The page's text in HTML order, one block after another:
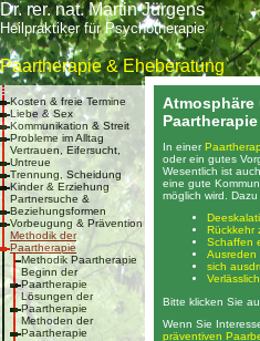
Dr. rer. nat. Martin Jürgens
Heilpraktiker für Psychotherapie
Paartherapie & Eheberatung
Kosten & freie Termine
Liebe & Sex
Kommunikation & Streit
Probleme im Alltag
Vertrauen, Eifersucht,
Untreue
Trennung, Scheidung
Kinder & Erziehung
Partnersuche &
Beziehungsformen
Vorbeugung & Prävention
Methodik der
Paartherapie
Methodik Paartherapie
Beginn der
Paartherapie
Lösungen der
Paartherapie
Methoden der
Paartherapie
Paartherapie
In einer
oder ein gutes
Wesentlich ist
eine gute
möglich wird.
Rückkehr
Schaffen
Ausreden
sich
Bitte klicken Sie
Wenn Sie
präventiven